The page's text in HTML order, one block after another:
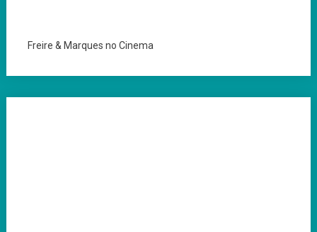
Freire & Marques no Cinema